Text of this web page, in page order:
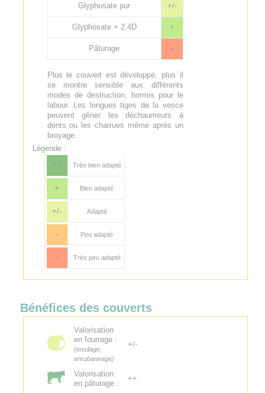
Glyphosate pur +/-
Glyphosate + 2,4D +
Pâturage --
Plus le couvert est développé, plus il
se montre sensible aux différents
modes de destruction, hormis pour le
labour. Les longues tiges de la vesce
peuvent gêner les déchaumeurs à
dents ou les charrues même après un
broyage.
Légende :
++
Très bien adapté
+ Bien adapté
+/- Adapté
- Peu adapté
-- Très peu adapté
Bénéfices des couverts
Valorisation
en fourrage :
(ensilage,
enrubannage)
+/-
Valorisation
en pâturage :
++